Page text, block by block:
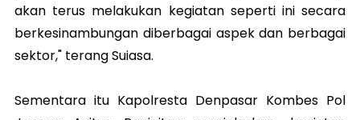
akan terus melakukan kegiatan seperti ini secara
berkesinambungan diberbagai aspek dan berbagai
sektor," terang Suiasa.
Sementara itu Kapolresta Denpasar Kombes Pol